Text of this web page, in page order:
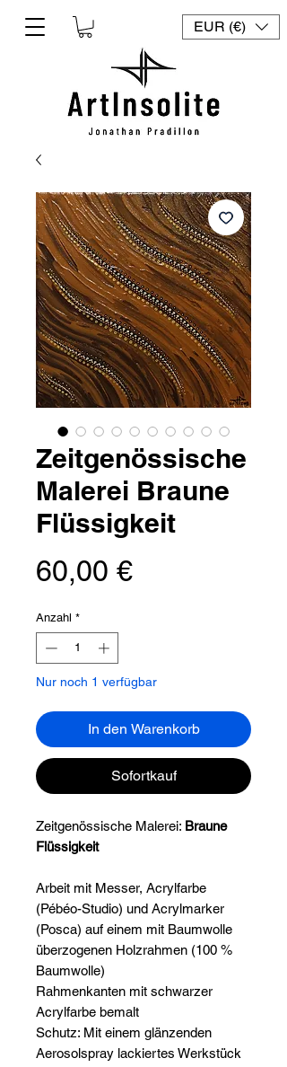
EUR (€)
Zeitgenössische
Malerei Braune
Flüssigkeit
60,00 €Preis
Anzahl *
Nur noch 1 verfügbar
In den Warenkorb
Sofortkauf
Zeitgenössische Malerei: Braune
Flüssigkeit
Arbeit mit Messer, Acrylfarbe
(Pébéo-Studio) und Acrylmarker
(Posca) auf einem mit Baumwolle
überzogenen Holzrahmen (100 %
Baumwolle)
Rahmenkanten mit schwarzer
Acrylfarbe bemalt
Schutz: Mit einem glänzenden
Aerosolspray lackiertes Werkstück